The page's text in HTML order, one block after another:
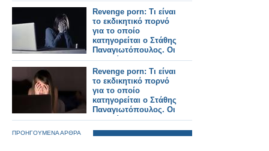
Revenge porn: Τι είναι
το εκδικητικό πορνό
για το οποίο
κατηγορείται ο Στάθης
Παναγιωτόπουλος. Οι
επιπτώσεις στα
θύματα
Revenge porn: Τι είναι
το εκδικητικό πορνό
για το οποίο
κατηγορείται ο Στάθης
Παναγιωτόπουλος. Οι
επιπτώσεις στα
θύματα
ΠΡΟΗΓΟΥΜΕΝΑ ΑΡΘΡΑ